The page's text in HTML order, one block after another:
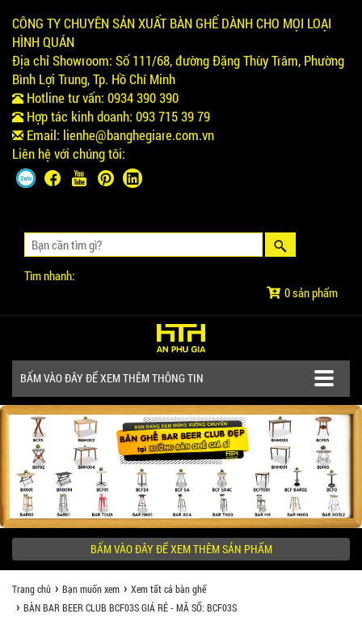
CÔNG TY CHUYÊN SẢN XUẤT BÀN GHẾ DÀNH CHO MỌI LOẠI
HÌNH QUÁN
Địa chỉ Showroom: Số 111/68, đường Đặng Thùy Trâm, Phường
Bình Lợi Trung, Tp. Hồ Chí Minh
Hotline tư vấn: 0934 390 390
Hợp tác kinh doanh: 093 715 39 79
Email: lienhe@banghegiare.com.vn
Liên hệ với chúng tôi:
Tìm nhanh:
0 sản phẩm
BẤM VÀO ĐÂY ĐỂ XEM THÊM THÔNG TIN
SẢN PHẨM
CÔNG TRÌNH
KHÁCH HÀNG NÊN BIẾT
BẤM VÀO ĐÂY ĐỂ XEM THÊM SẢN PHẨM
Trang chủ Bạn muốn xem
Xem tất cả bàn ghế
BÀN BAR BEER CLUB BCF03S GIÁ RẺ - MÃ SỐ: BCF03S